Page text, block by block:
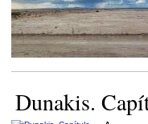
Dunakis.